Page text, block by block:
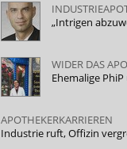
„Intrigen
WIDER DAS
Ehemalige
APOTHEKERKARRIEREN
Industrie ruft, Offizin